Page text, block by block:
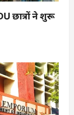
छात्रों ने शुरू